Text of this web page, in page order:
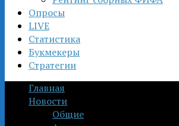
Опросы
LIVE
Статистика
Букмекеры
Стратегии
Главная
Новости
Общие